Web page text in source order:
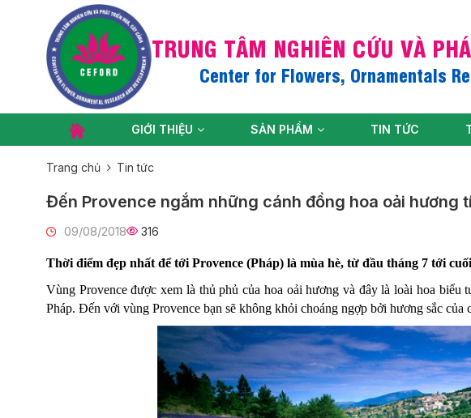
TRUNG TÂM NGHIÊN CỨU VÀ
Center for Flowers, Ornamentals
GIỚI THIỆU SẢN PHẨM TIN TỨC
Trang chủ Tin tức
Đến Provence ngắm những cánh đồng hoa oải hương
09/08/2018 316
Thời điểm đẹp nhất để tới Provence (Pháp) là mùa hè, từ đầu tháng 7 tới
Vùng Provence được xem là thủ phủ của hoa oải hương và đây là loài hoa
Pháp. Đến với vùng Provence bạn sẽ không khỏi choáng ngợp bởi hương sắc của